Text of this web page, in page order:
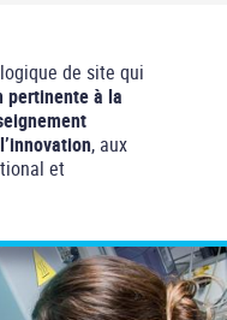
de site qui
pertinente à la
, aux
et